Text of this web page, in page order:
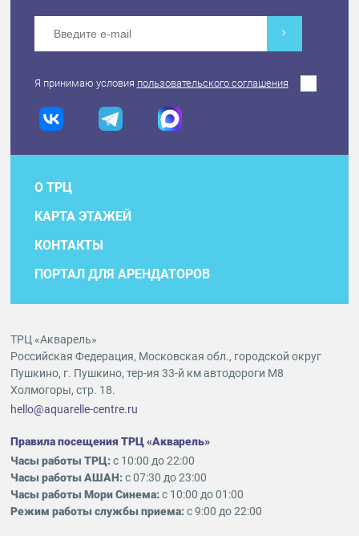
Я принимаю условия пользовательского соглашения
О ТРЦ
КАРТА ЭТАЖЕЙ
КОНТАКТЫ
ПОРТАЛ ДЛЯ АРЕНДАТОРОВ
ТРЦ «Акварель»
Российская Федерация, Московская обл., городской округ
Пушкино, г. Пушкино, тер-ия 33-й км автодороги М8
Холмогоры, стр. 18.
hello@aquarelle-centre.ru
Правила посещения ТРЦ «Акварель»
Часы работы ТРЦ:с 10:00 до 22:00
Часы работы АШАН:с 07:30 до 23:00
Часы работы Мори Синема:с 10:00 до 01:00
Режим работы службы приема:с 9:00 до 22:00